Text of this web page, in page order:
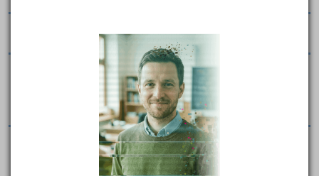
Konflikty a jejich řešení
Konflikty na pracovišti
Práce se velmi přehledně zabývá konflikty na pracovišti a
možnostmi, jak je řešit.
Konflikty na pracovišti
Práce definuje konflikt, zabývá se jeho úrovněmi a